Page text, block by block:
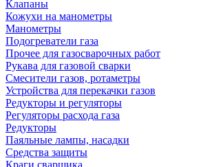
Клапаны
Кожухи на манометры
Манометры
Подогреватели газа
Прочее для газосварочных работ
Рукава для газовой сварки
Смесители газов, ротаметры
Устройства для перекачки газов
Редукторы и регуляторы
Регуляторы расхода газа
Редукторы
Паяльные лампы, насадки
Средства защиты
Краги сварщика